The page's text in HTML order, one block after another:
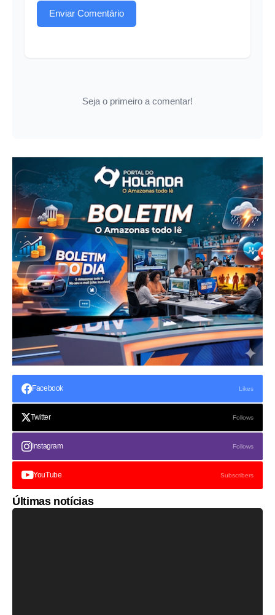
Enviar Comentário
Seja o primeiro a comentar!
Facebook Likes
Twitter Follows
Instagram Follows
YouTube Subscribers
Últimas notícias